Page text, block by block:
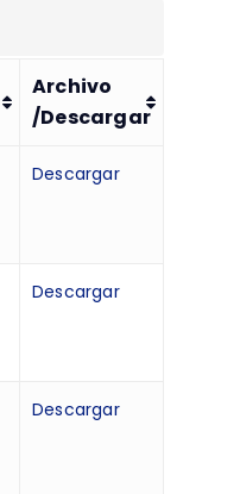
Archivo
/Descargar
Descargar
Descargar
Descargar